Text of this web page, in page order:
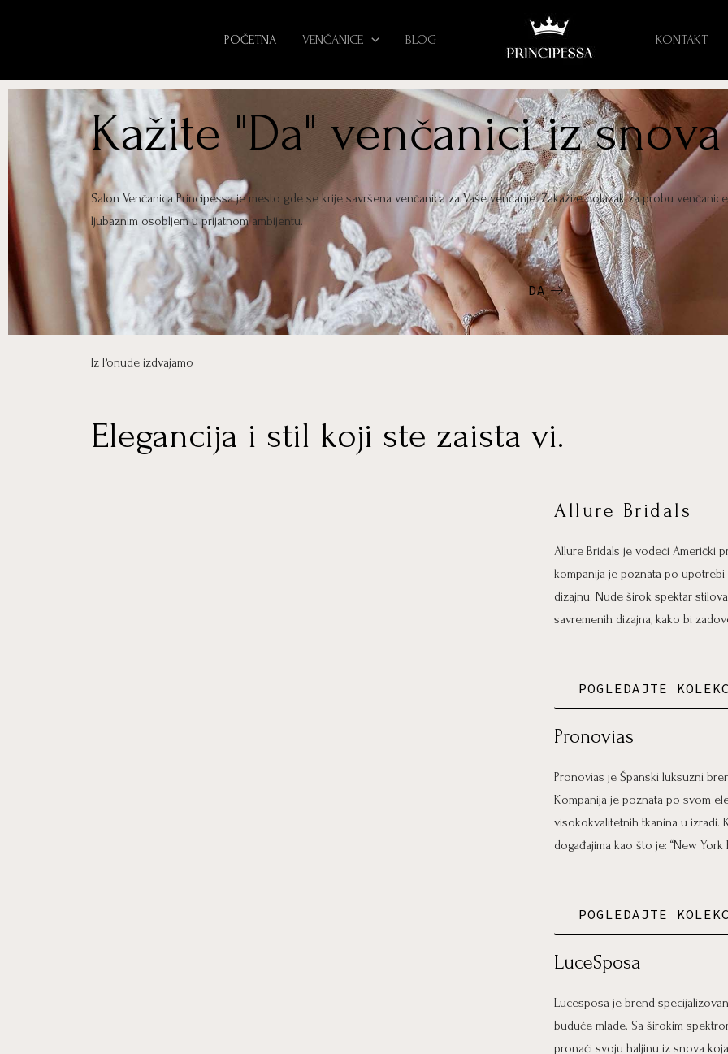
POČETNA VENČANICE BLOG KONTAKT
Kažite "Da" venčanici iz snova
Salon Venčanica Principessa je mesto gde se krije savršena venčanica za Vaše venčanje. Zakažite dolazak za probu
ljubaznim osobljem u prijatnom ambijentu.
DA
Iz Ponude izdvajamo
Elegancija i stil koji ste zaista vi.
Allure Bridals
Allure Bridals je vodeći Američki
kompanija je poznata po
dizajnu. Nude širok spektar
savremenih dizajna, kako bi
POGLEDAJTE
Pronovias
Pronovias je Španski luksuzni
Kompanija je poznata po svom
visokokvalitetnih tkanina u izradi.
događajima kao što je: “New York
POGLEDAJTE
LuceSposa
Lucesposa je brend
buduće mlade. Sa širokim
pronaći svoju haljinu iz snova